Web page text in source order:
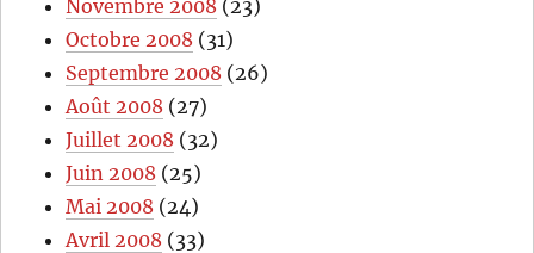
Novembre 2008 (23)
Octobre 2008 (31)
Septembre 2008 (26)
Août 2008 (27)
Juillet 2008 (32)
Juin 2008 (25)
Mai 2008 (24)
Avril 2008 (33)